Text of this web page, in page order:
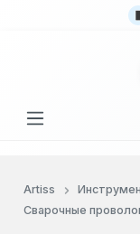
Перейти к
Artiss
Сварочные